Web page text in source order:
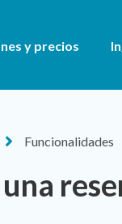
y precios
Funcionalidades